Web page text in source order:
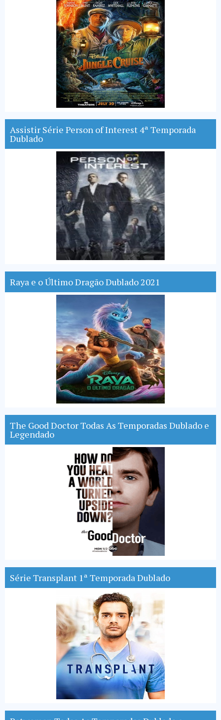
Assistir Série Person of Interest 4ª Temporada
Dublado
Raya e o Último Dragão Dublado 2021
The Good Doctor Todas As Temporadas Dublado e
Legendado
Série Transplant 1ª Temporada Dublado